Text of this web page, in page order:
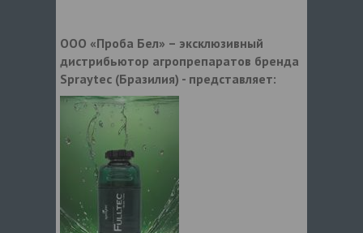
ООО «Проба Бел» – эксклюзивный
дистрибьютор агропрепаратов бренда
Spraytec (Бразилия) - представляет: